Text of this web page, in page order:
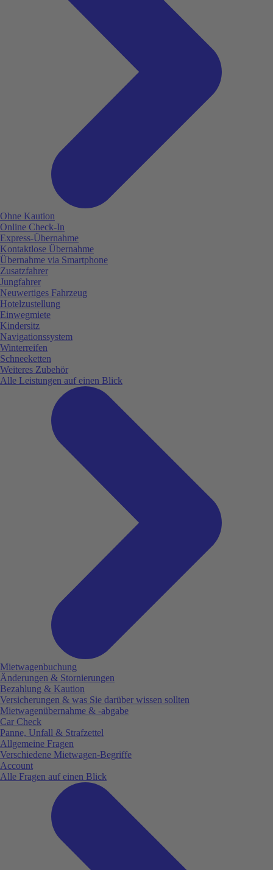
Ohne Kaution
Online Check-In
Express-Übernahme
Kontaktlose Übernahme
Übernahme via Smartphone
Zusatzfahrer
Jungfahrer
Neuwertiges Fahrzeug
Hotelzustellung
Einwegmiete
Kindersitz
Navigationssystem
Winterreifen
Schneeketten
Weiteres Zubehör
Alle Leistungen auf einen Blick
Mietwagenbuchung
Änderungen & Stornierungen
Bezahlung & Kaution
Versicherungen & was Sie darüber wissen sollten
Mietwagenübernahme & -abgabe
Car Check
Panne, Unfall & Strafzettel
Allgemeine Fragen
Verschiedene Mietwagen-Begriffe
Account
Alle Fragen auf einen Blick